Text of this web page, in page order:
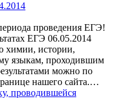
проведения ЕГЭ!
ЕГЭ 06.05.2014
химии, истории,
языкам, проходившим
можно по
нашего сайта.…
проводившейся